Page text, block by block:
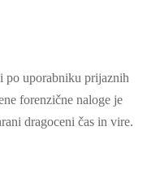
po uporabniku prijaznih
forenzične naloge je
dragoceni čas in vire.